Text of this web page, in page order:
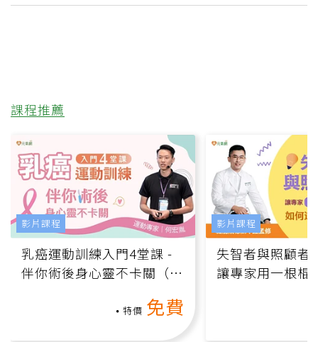
課程推薦
乳癌運動訓練入門4堂課 -
伴你術後身心靈不卡關（線
特價 免費
影片課程
失智者與照顧者
讓專家用一根棍
影片課程